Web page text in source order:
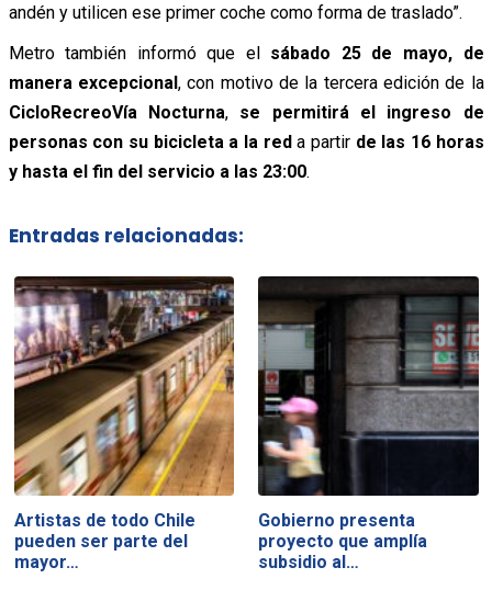
andén y utilicen ese primer coche como forma de traslado”.
Metro también informó que el sábado 25 de mayo, de
manera excepcional , con motivo de la tercera edición de la
CicloRecreoVía Nocturna, se permitirá el ingreso de
personas con su bicicleta a la red a partirde las 16 horas
y hasta el fin del servicio a las 23:00.
Entradas relacionadas:
Artistas de todo Chile
pueden ser parte del
mayor…
Gobierno presenta
proyecto que amplía
subsidio al…